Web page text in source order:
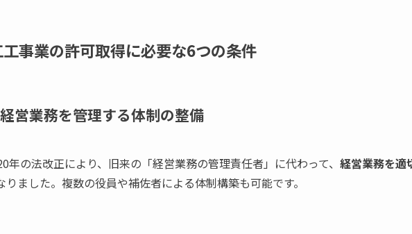
事業の許可取得に必要な6つの条件
営業務を管理する体制の整備
年の法改正により、旧来の「経営業務の管理責任者」に代わって、 経営業務を適
りました。複数の役員や補佐者による体制構築も可能です。